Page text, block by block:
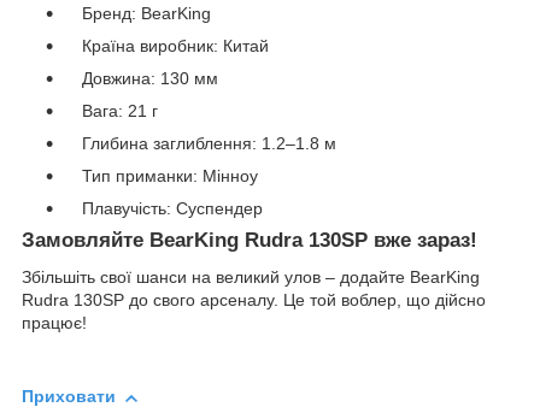
Бренд: BearKing
Країна виробник: Китай
Довжина: 130 мм
Вага: 21 г
Глибина заглиблення: 1.2–1.8 м
Тип приманки: Мінноу
Плавучість: Суспендер
Замовляйте BearKing Rudra 130SP вже зараз!
Збільшіть свої шанси на великий улов – додайте BearKing
Rudra 130SP до свого арсеналу. Це той воблер, що дійсно
працює!
Приховати